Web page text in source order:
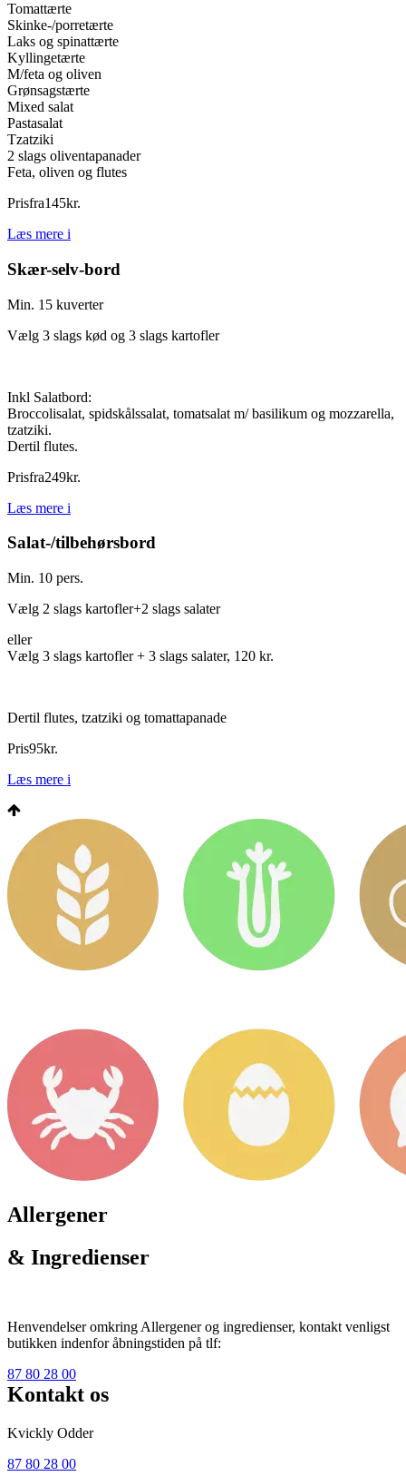
Tomattærte
Skinke-/porretærte
Laks og spinattærte
Kyllingetærte
M/feta og oliven
Grønsagstærte
Mixed salat
Pastasalat
Tzatziki
2 slags oliventapanader
Feta, oliven og flutes
Prisfra145kr.
Læs mere i
Skær-selv-bord
Min. 15 kuverter
Vælg 3 slags kød og 3 slags kartofler
Inkl Salatbord:
Broccolisalat, spidskålssalat, tomatsalat m/ basilikum og mozzarella,
tzatziki.
Dertil flutes.
Prisfra249kr.
Læs mere i
Salat-/tilbehørsbord
Min. 10 pers.
Vælg 2 slags kartofler+2 slags salater
eller
Vælg 3 slags kartofler + 3 slags salater, 120 kr.
Dertil flutes, tzatziki og tomattapanade
Pris95kr.
Læs mere i
Allergener
& Ingredienser
Henvendelser omkring Allergener og ingredienser, kontakt venligst
butikken indenfor åbningstiden på tlf:
87 80 28 00
Kontakt os
Kvickly Odder
87 80 28 00